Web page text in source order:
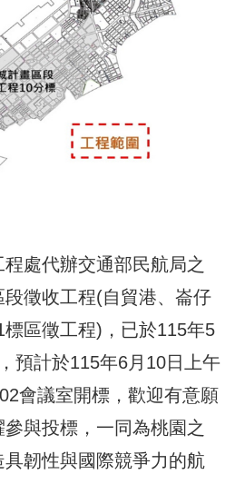
處代辦交通部民航局之
段徵收工程(自貿港、崙仔
區徵工程)，已於115年5
預計於115年6月10日上午
會議室開標，歡迎有意願
與投標，一同為桃園之
韌性與國際競爭力的航